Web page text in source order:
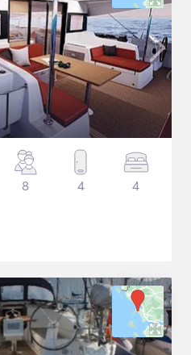
8 4 4